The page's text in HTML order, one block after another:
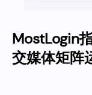
MostLogin
交媒体矩阵